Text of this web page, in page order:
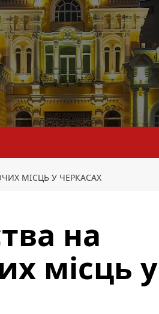
МІСЦЬ У ЧЕРКАСАХ
на
місць у